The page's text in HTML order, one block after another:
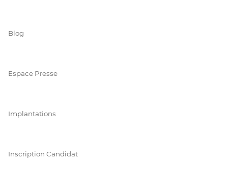
Blog
Espace Presse
Implantations
Inscription Candidat